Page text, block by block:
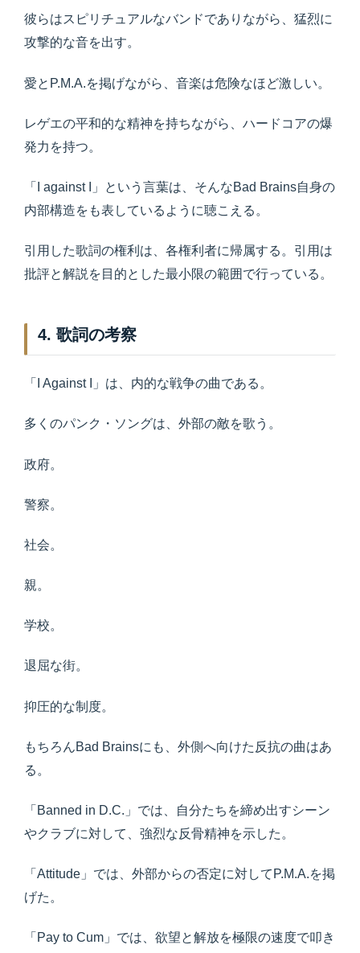
彼らはスピリチュアルなバンドでありながら、猛烈に
攻撃的な音を出す。
愛とP.M.A.を掲げながら、音楽は危険なほど激しい。
レゲエの平和的な精神を持ちながら、ハードコアの爆
発力を持つ。
「I against I」という言葉は、そんなBad Brains自身の
内部構造をも表しているように聴こえる。
引用した歌詞の権利は、各権利者に帰属する。引用は
批評と解説を目的とした最小限の範囲で行っている。
4. 歌詞の考察
「I Against I」は、内的な戦争の曲である。
多くのパンク・ソングは、外部の敵を歌う。
政府。
警察。
社会。
親。
学校。
退屈な街。
抑圧的な制度。
もちろんBad Brainsにも、外側へ向けた反抗の曲はあ
る。
「Banned in D.C.」では、自分たちを締め出すシーン
やクラブに対して、強烈な反骨精神を示した。
「Attitude」では、外部からの否定に対してP.M.A.を掲
げた。
「Pay to Cum」では、欲望と解放を極限の速度で叩き